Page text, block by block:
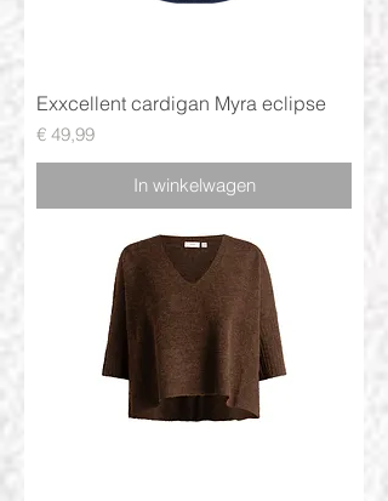
Exxcellent cardigan Myra eclipse
Prijs
€ 49,99
In winkelwagen